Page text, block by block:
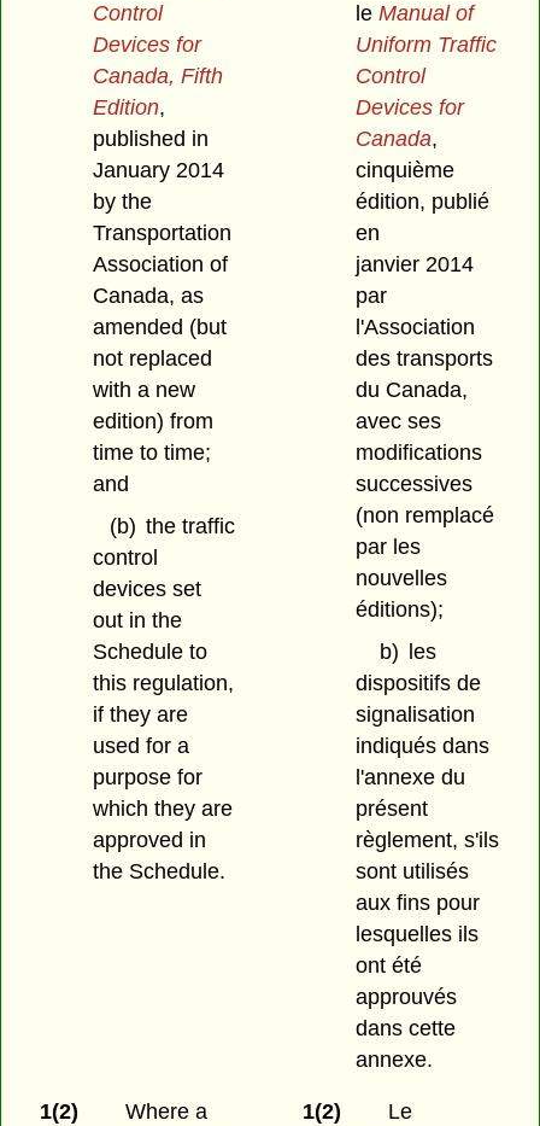
Control
Devices for
Canada, Fifth
Edition,
published in
January 2014
by the
Transportation
Association of
Canada, as
amended (but
not replaced
with a new
edition) from
time to time;
and
(b) the traffic
control
devices set
out in the
Schedule to
this regulation,
if they are
used for a
purpose for
which they are
approved in
the Schedule.
leManual of
Uniform Traffic
Control
Devices for
Canada,
cinquième
édition, publié
en
janvier 2014
par
l'Association
des transports
du Canada,
avec ses
modifications
successives
(non remplacé
par les
nouvelles
éditions);
b) les
dispositifs de
signalisation
indiqués dans
l'annexe du
présent
règlement, s'ils
sont utilisés
aux fins pour
lesquelles ils
ont été
approuvés
dans cette
annexe.
1(2)
Where a
1(2)
Le